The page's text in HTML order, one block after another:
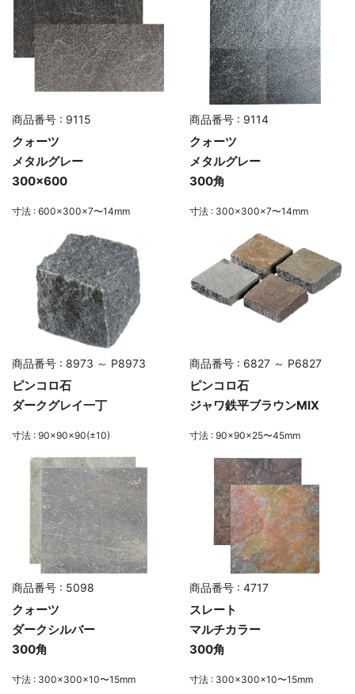
商品番号 : 9115
クォーツ
メタルグレー
300×600
寸法 : 600×300×7〜14mm
商品番号 : 9114
クォーツ
メタルグレー
300角
寸法 : 300×300×7〜14mm
商品番号 : 8973 ～ P8973
ピンコロ石
ダークグレイ一丁
寸法 : 90×90×90(±10)
商品番号 : 6827 ～ P6827
ピンコロ石
ジャワ鉄平ブラウンMIX
寸法 : 90×90×25〜45mm
商品番号 : 5098
クォーツ
ダークシルバー
300角
寸法 : 300×300×10〜15mm
商品番号 : 4717
スレート
マルチカラー
300角
寸法 : 300×300×10〜15mm